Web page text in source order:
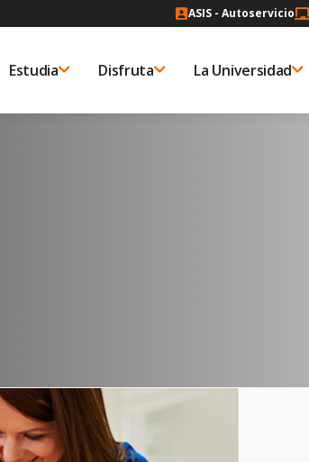
ASIS - Autoservicio
Estudia Disfruta La Universidad